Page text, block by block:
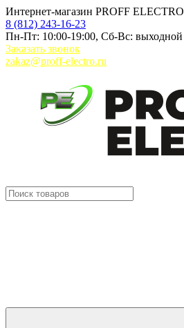
Интернет-магазин PROFF ELECTRO
8 (812) 243-16-23
Пн-Пт: 10:00-19:00, Сб-Вс: выходной
Заказать звонок
zakaz@proff-electro.ru